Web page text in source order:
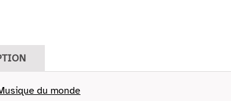
du monde